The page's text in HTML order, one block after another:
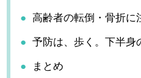
高齢者の転倒・骨折に
予防は、歩く。下半身
まとめ